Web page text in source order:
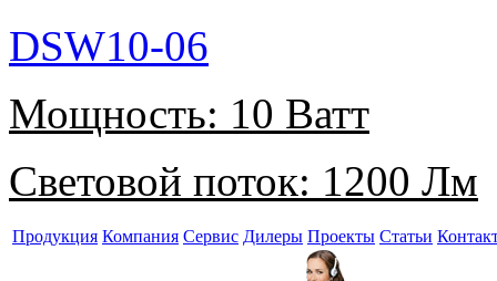
DSW10-06
Мощность: 10 Ватт
Световой поток: 1200 Лм
Продукция Компания Сервис Дилеры Проекты Статьи